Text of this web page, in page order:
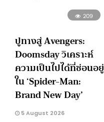
209
ปูทางสู่ Avengers:
Doomsday วิเคราะห์
ความเป็นไปได้ที่ซ่อนอยู่
ใน ‘Spider-Man:
Brand New Day’
5 August 2026